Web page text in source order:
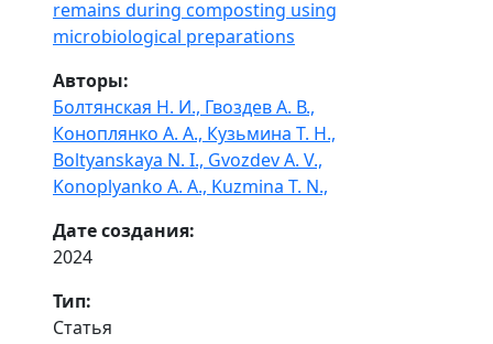
remains during composting using
microbiological preparations
Авторы:
Болтянская Н. И., Гвоздев А. В.,
Коноплянко А. А., Кузьмина Т. Н.,
Boltyanskaya N. I., Gvozdev A. V.,
Konoplyanko A. A., Kuzmina T. N.,
Дате создания:
2024
Тип:
Статья